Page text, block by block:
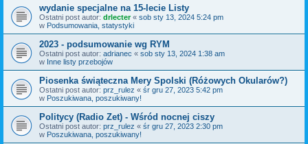
wydanie specjalne na 15-lecie Listy
Ostatni post autor: drlecter« sob sty 13, 2024 5:24 pm
w Podsumowania, statystyki
2023 - podsumowanie wg RYM
Ostatni post autor: adrianec « sob sty 13, 2024 1:38 am
w Inne listy przebojów
Piosenka świąteczna Mery Spolski (Różowych Okularów?)
Ostatni post autor: prz_rulez « śr gru 27, 2023 5:42 pm
w Poszukiwana, poszukiwany!
Politycy (Radio Zet) - Wśród nocnej ciszy
Ostatni post autor: prz_rulez « śr gru 27, 2023 2:30 pm
w Poszukiwana, poszukiwany!